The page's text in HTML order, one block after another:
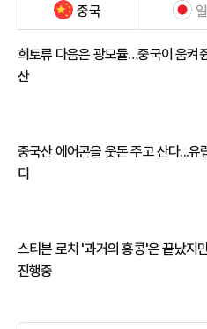
중국
희토류 다음은 광모듈…중국이 움켜
산
중국산 에어콘을 웃돈 주고 산다...유
디
스티븐 로치 '과거의 홍콩'은 끝났지
진행중